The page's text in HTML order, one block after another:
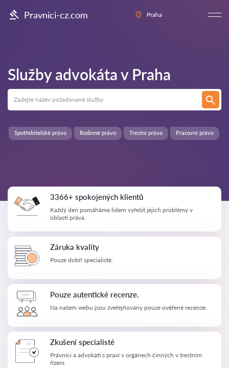
Pravnici-cz.com Praha
Služby advokáta v Praha
Pracovní právo
Spotřebitelské právo Rodinné právo Trestní právo
3366+ spokojených klientů
Každý den pomáháme lidem vyřešit jejich problémy v
oblasti práva.
Záruka kvality
Pouze dobří specialisté.
Pouze autentické recenze.
Na našem webu jsou zveřejňovány pouze ověřené recenze.
Zkušení specialisté
Právníci a advokáti s praxí v orgánech činných v trestním
řízení.